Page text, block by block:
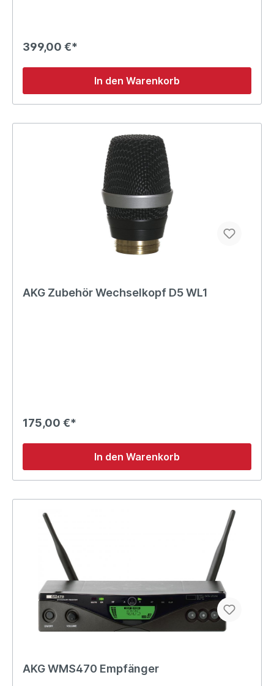
399,00 €*
In den Warenkorb
AKG Zubehör Wechselkopf D5 WL1
175,00 €*
In den Warenkorb
AKG WMS470 Empfänger